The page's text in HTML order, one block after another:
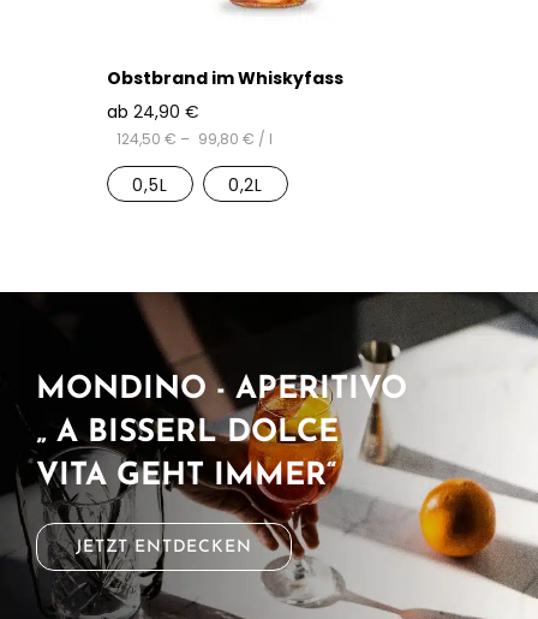
Obstbrand im Whiskyfass
ab 24,90€
124,50€ – 99,80€ / l
0,5L 0,2L
MONDINO - APERITIVO
„ A BISSERL DOLCE
VITA GEHT IMMER“
JETZT ENTDECKEN